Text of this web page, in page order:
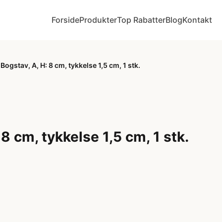
ForsideProdukterTop RabatterBlogKontakt
Bogstav, A, H: 8 cm, tykkelse 1,5 cm, 1 stk.
cm, tykkelse 1,5 cm, 1 stk.